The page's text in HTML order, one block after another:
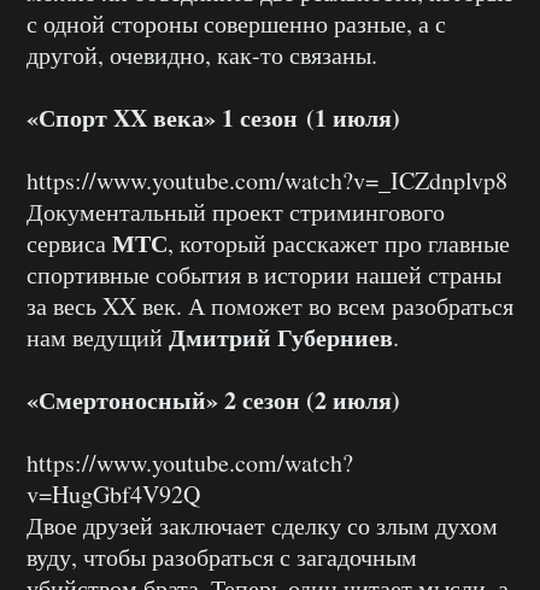
с одной стороны совершенно разные, а с
другой, очевидно, как-то связаны.
«Спорт XX века» 1 сезон (1 июля)
https://www.youtube.com/watch?v=_ICZdnplvp8
Документальный проект стримингового
сервисаМТС, который расскажет про главные
спортивные события в истории нашей страны
за весь XX век. А поможет во всем разобраться
нам ведущий Дмитрий Губерниев.
«Смертоносный» 2 сезон (2 июля)
https://www.youtube.com/watch?
v=HugGbf4V92Q
Двое друзей заключает сделку со злым духом
вуду, чтобы разобраться с загадочным